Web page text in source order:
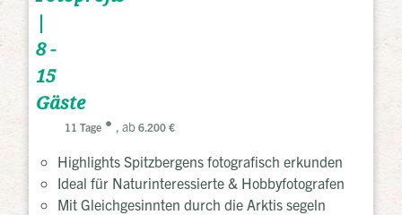
|
8 -
15
Gäste
11 Tage , ab 6.200 €
Highlights Spitzbergens fotografisch erkunden
Ideal für Naturinteressierte & Hobbyfotografen
Mit Gleichgesinnten durch die Arktis segeln